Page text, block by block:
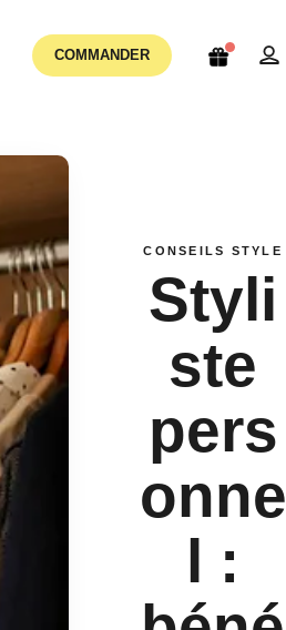
COMMANDER
CONSEILS STYLE
Styli
ste
pers
onne
l :